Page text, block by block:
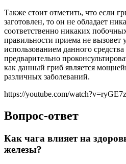
Также стоит отметить, что если
заготовлен, то он не обладает
соответственно никаких
правильности приема не вызовет
использованием данного
предварительно
как данный гриб является
различных заболеваний.
https://youtube.com/
Вопрос-ответ
Как чага влияет на
железы?